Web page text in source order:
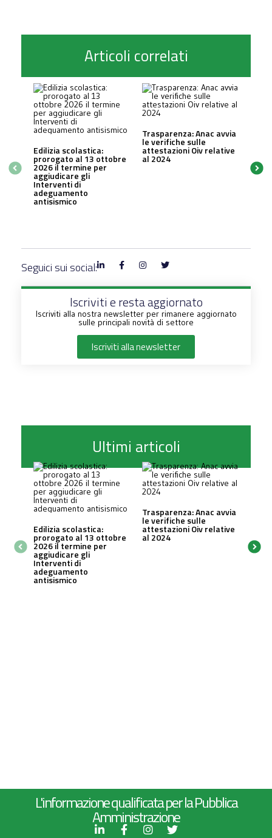
Articoli correlati
Edilizia scolastica:
prorogato al 13 ottobre
2026 il termine per
aggiudicare gli
Interventi di
adeguamento
antisismico
Trasparenza: Anac avvia
le verifiche sulle
attestazioni Oiv relative
al 2024
Seguici sui social:
Iscriviti e resta aggiornato
Iscriviti alla nostra newsletter per rimanere aggiornato
sulle principali novità di settore
Iscriviti alla newsletter
Ultimi articoli
Edilizia scolastica:
prorogato al 13 ottobre
2026 il termine per
aggiudicare gli
Interventi di
adeguamento
antisismico
Trasparenza: Anac avvia
le verifiche sulle
attestazioni Oiv relative
al 2024
L'informazione qualificata per la Pubblica
Amministrazione